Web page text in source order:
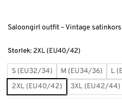
Saloongirl outfit – Vintage
Storlek: 2XL (EU40/42)
S (EU32/34) M (EU34/36) L
2XL (EU40/42)
3XL (EU42/44)
Alternative: